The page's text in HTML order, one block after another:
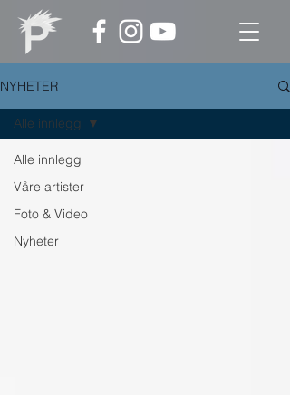
NYHETER
Alle innlegg
Våre artister
Foto & Video
Nyheter
Alle innlegg